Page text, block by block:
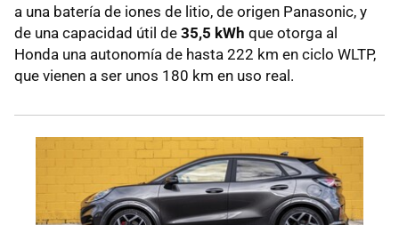
a una batería de iones de litio, de origen Panasonic, y
de una capacidad útil de 35,5 kWh que otorga al
Honda una autonomía de hasta 222 km en ciclo WLTP,
que vienen a ser unos 180 km en uso real.